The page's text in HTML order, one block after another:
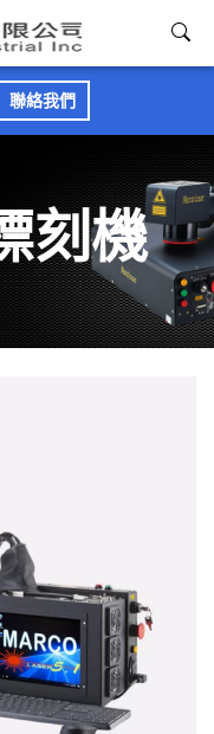
聯絡我們
刻機